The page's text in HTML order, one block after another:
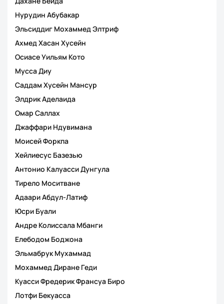
Нурудин Абубакар
Эльсиддиг Мохаммед Элтриф
Ахмед Хасан Хусейн
Осиасе Уильям Кото
Мусса Диу
Саддам Хусейн Мансур
Элдрик Аделаида
Омар Саллах
Джаффари Ндувимана
Моисей Форкпа
Хейлиесус Базезью
Антонио Калуасси Дунгула
Тирело Моситване
Адаари Абдул-Латиф
Юсри Буали
Андре Колиссала Мбанги
Елебодом Боджона
Эльмабрук Мухаммад
Мохаммед Диране Геди
Куасси Фредерик Франсуа Биро
Лотфи Бекуасса